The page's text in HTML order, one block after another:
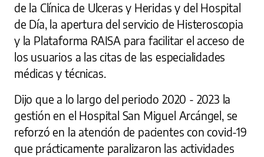
de la Clínica de Ulceras y Heridas y del Hospital
de Día, la apertura del servicio de Histeroscopia
y la Plataforma RAISA para facilitar el acceso de
los usuarios a las citas de las especialidades
médicas y técnicas.
Dijo que a lo largo del periodo 2020 - 2023 la
gestión en el Hospital San Miguel Arcángel, se
reforzó en la atención de pacientes con covid-19
que prácticamente paralizaron las actividades